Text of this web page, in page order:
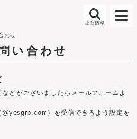
わせ
い合わせ
どがございましたらメールフォームよ
）を受信できるよう設定を